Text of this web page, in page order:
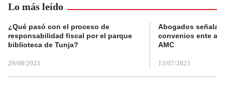
Lo más leído
¿Qué pasó con el proceso de
responsabilidad fiscal por el parque
biblioteca de Tunja?
29/08/2023
Abogados
convenios ente
AMC
13/07/2023